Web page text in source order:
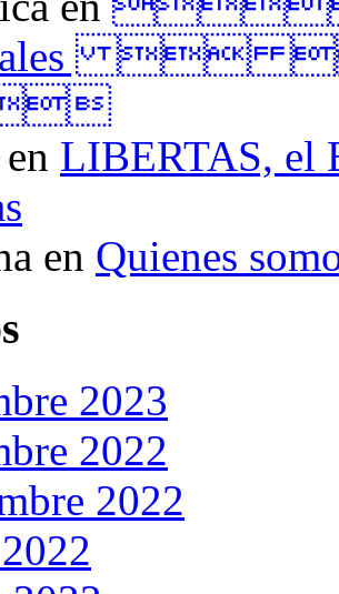

en LIBERTAS, el
en Quienes
2023
2022
2022